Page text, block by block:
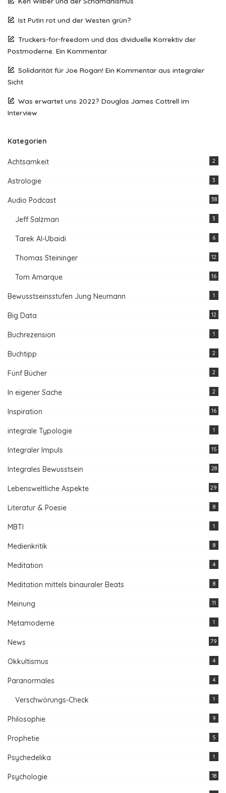
Ist Putin rot und der Westen grün?
Truckers-for-freedom und das dividuelle Korrektiv der
Postmoderne. Ein Kommentar
Solidarität für Joe Rogan! Ein Kommentar aus integraler
Sicht
Was erwartet uns 2022? Douglas James Cottrell im
Interview
Kategorien
Achtsamkeit 2
Astrologie 3
Audio Podcast 38
Jeff Salzman 3
Tarek Al-Ubaidi 6
Thomas Steininger 12
Tom Amarque 16
Bewusstseinsstufen Jung Neumann 1
Big Data 12
Buchrezension 1
Buchtipp 2
Fünf Bücher 2
In eigener Sache 2
Inspiration 16
integrale Typologie 1
Integraler Impuls 15
Integrales Bewusstsein 28
Lebensweltliche Aspekte 29
Literatur & Poesie 8
MBTI 1
Medienkritik 8
Meditation 4
Meditation mittels binauraler Beats 8
Meinung 11
Metamoderne 1
News 79
Okkultismus 4
Paranormales 4
Verschwörungs-Check 1
Philosophie 9
Prophetie 5
Psychedelika 1
Psychologie 18